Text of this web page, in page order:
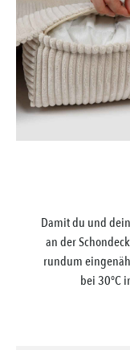
Damit du und
an der
rundum
bei 30°C